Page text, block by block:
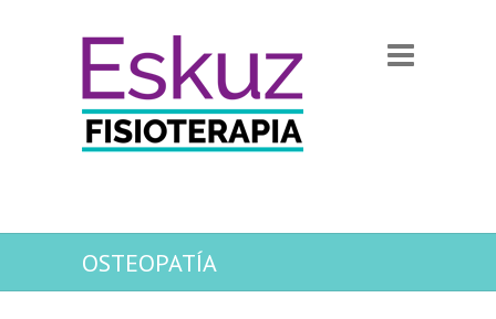
OSTEOPATÍA